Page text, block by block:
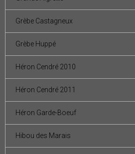
Grèbe Castagneux
Grèbe Huppé
Héron Cendré 2010
Héron Cendré 2011
Héron Garde-Boeuf
Hibou des Marais